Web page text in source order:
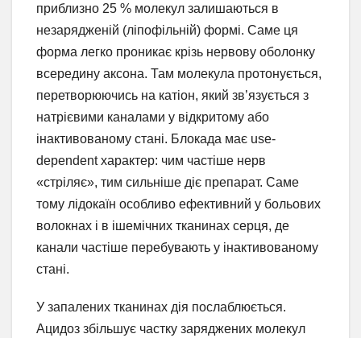
приблизно 25 % молекул залишаються в
незарядженій (ліпофільній) формі. Саме ця
форма легко проникає крізь нервову оболонку
всередину аксона. Там молекула протонується,
перетворюючись на катіон, який зв’язується з
натрієвими каналами у відкритому або
інактивованому стані. Блокада має use-
dependent характер: чим частіше нерв
«стріляє», тим сильніше діє препарат. Саме
тому лідокаїн особливо ефективний у больових
волокнах і в ішемічних тканинах серця, де
канали частіше перебувають у інактивованому
стані.
У запалених тканинах дія послаблюється.
Ацидоз збільшує частку заряджених молекул